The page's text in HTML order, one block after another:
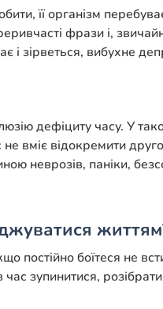
її організм
фрази і,
зірветься, вибухне
дефіциту часу. У
не вміє відокремити
неврозів, паніки,
постійно боїтеся не
зупинитися,